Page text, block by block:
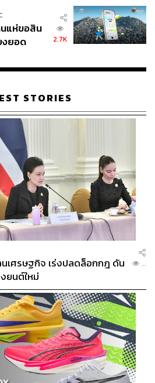
แห่ขอสิน
งยอด
2.7K
STORIES
เศรษฐกิจ เร่งปลดล็อกกฎ ดัน
ยนต์ใหม่
...